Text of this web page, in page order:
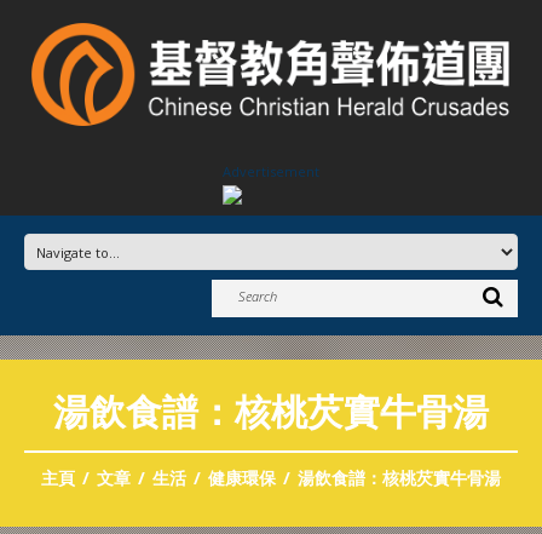
Advertisement
湯飲食譜：核桃芡實牛骨湯
主頁 文章 生活 健康環保 湯飲食譜：核桃芡實牛骨湯